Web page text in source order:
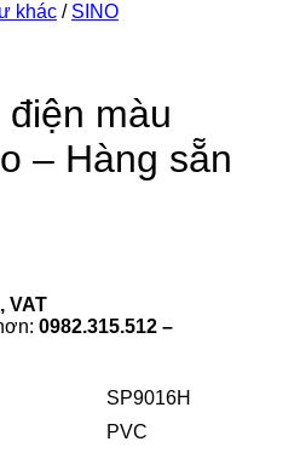
khác / SINO
màu
– Hàng sẵn
VAT
0982.315.512 –
SP9016H
PVC